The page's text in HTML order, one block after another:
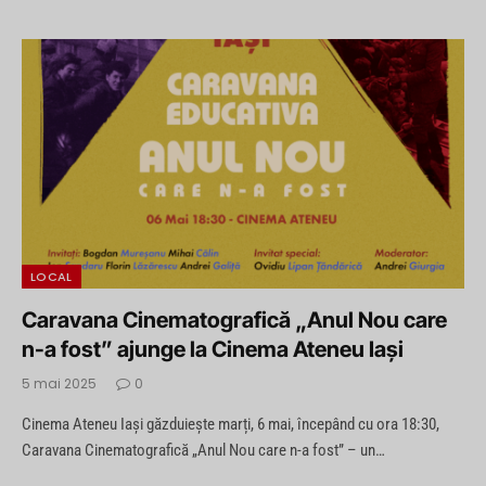
LOCAL
Caravana Cinematografică „Anul Nou care
n-a fost” ajunge la Cinema Ateneu Iași
5 mai 2025 0
Cinema Ateneu Iași găzduiește marți, 6 mai, începând cu ora 18:30,
Caravana Cinematografică „Anul Nou care n-a fost” – un…